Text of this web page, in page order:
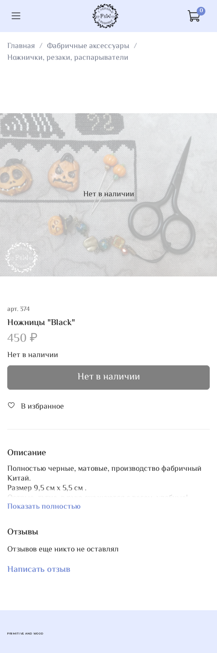
0
Главная
Фабричные аксессуары
Ножнички, резаки, распарыватели
Нет в наличии
арт.374
Ножницы "Black"
450 ₽
Нет в наличии
Нет в наличии
В избранное
Описание
Полностью черные, матовые, производство фабричный
Китай.
Размер 9,5 см х 5,5 см .
Острые, тугие, в руке ощущаются с весом, удобные!
Показать полностью
Отзывы
Отзывов еще никто не оставлял
Написать отзыв
PRIMITIVE AND WOOD